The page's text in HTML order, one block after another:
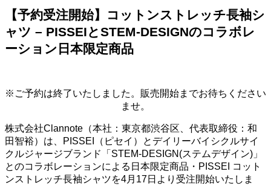
【予約受注開始】コットンストレッチ長袖シ
ャツ – PISSEIとSTEM-DESIGNのコラボレ
ーション日本限定商品
※ご予約は終了いたしました。販売開始までお待ちください
ませ。
株式会社Clannote（本社：東京都渋谷区、代表取締役：和
田智裕）は、PISSEI（ピセイ）とデイリーバイシクルサイ
クルジャージブランド「STEM-DESIGN(ステムデザイン)」
とのコラボレーションによる日本限定商品・PISSEI コット
ンストレッチ長袖シャツを4月17日より受注開始いたしま